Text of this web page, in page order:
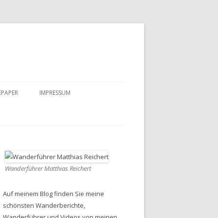
IMPRESSUM
Wanderführer Matthias Reichert
Auf meinem Blog finden Sie meine
schönsten Wanderberichte,